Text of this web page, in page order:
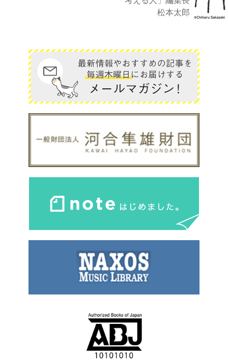
松本太郎